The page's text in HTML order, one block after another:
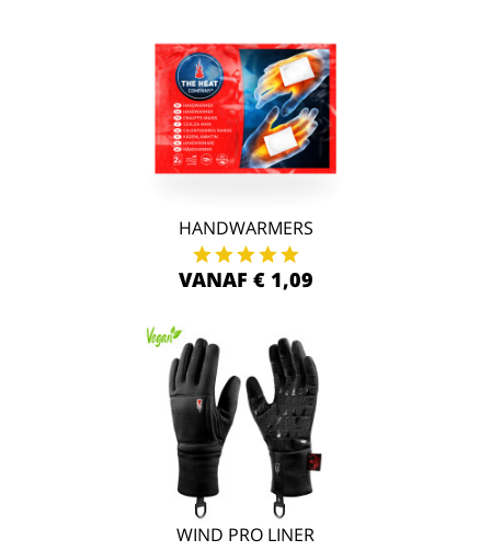
HANDWARMERS
VANAF € 1,09
WIND PRO LINER